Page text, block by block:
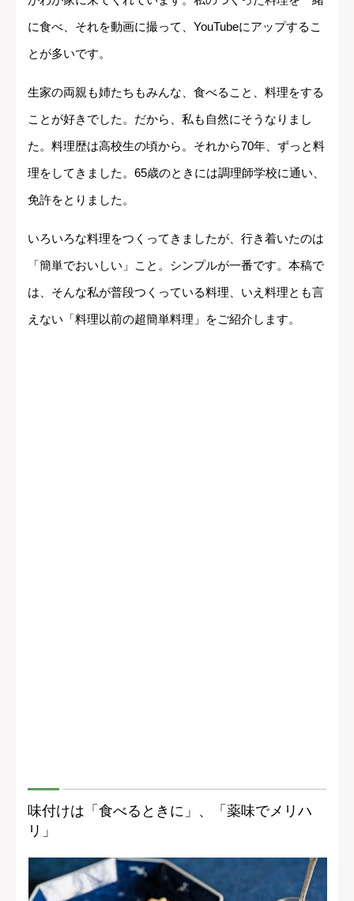
に食べ、それを動画に撮って、YouTubeにアップするこ
とが多いです。
生家の両親も姉たちもみんな、食べること、料理をする
ことが好きでした。だから、私も自然にそうなりまし
た。料理歴は高校生の頃から。それから70年、ずっと料
理をしてきました。65歳のときには調理師学校に通い、
免許をとりました。
いろいろな料理をつくってきましたが、行き着いたのは
「簡単でおいしい」こと。シンプルが一番です。本稿で
は、そんな私が普段つくっている料理、いえ料理とも言
えない「料理以前の超簡単料理」をご紹介します。
味付けは「食べるときに」、「薬味でメリハ
リ」